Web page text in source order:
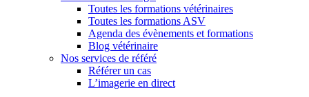
Toutes les formations vétérinaires
Toutes les formations ASV
Agenda des évènements et formations
Blog vétérinaire
Nos services de référé
Référer un cas
L’imagerie en direct